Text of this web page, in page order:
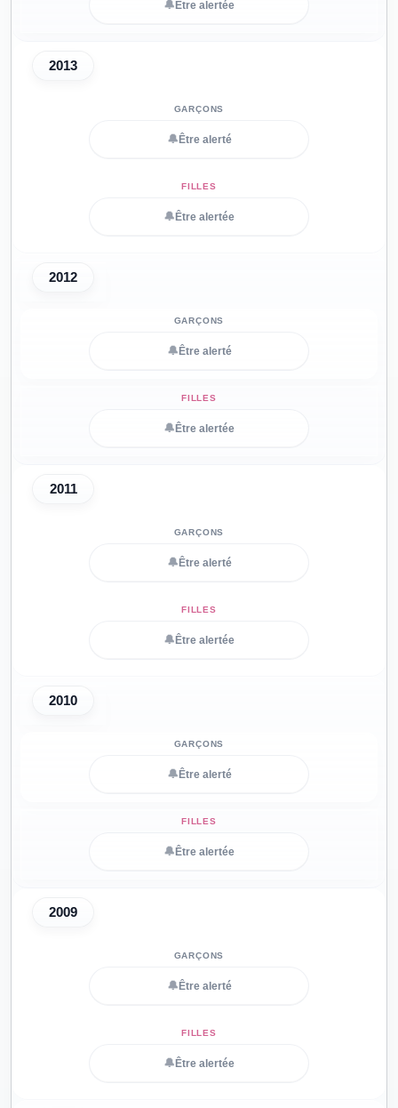
🔔 Être alertée
2013
🔔 Être alerté
🔔 Être alertée
2012
🔔 Être alerté
🔔 Être alertée
2011
🔔 Être alerté
🔔 Être alertée
2010
🔔 Être alerté
🔔 Être alertée
2009
🔔 Être alerté
🔔 Être alertée